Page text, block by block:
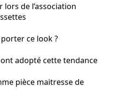
lors de l’association
ce look ?
adopté cette tendance
pièce maitresse de